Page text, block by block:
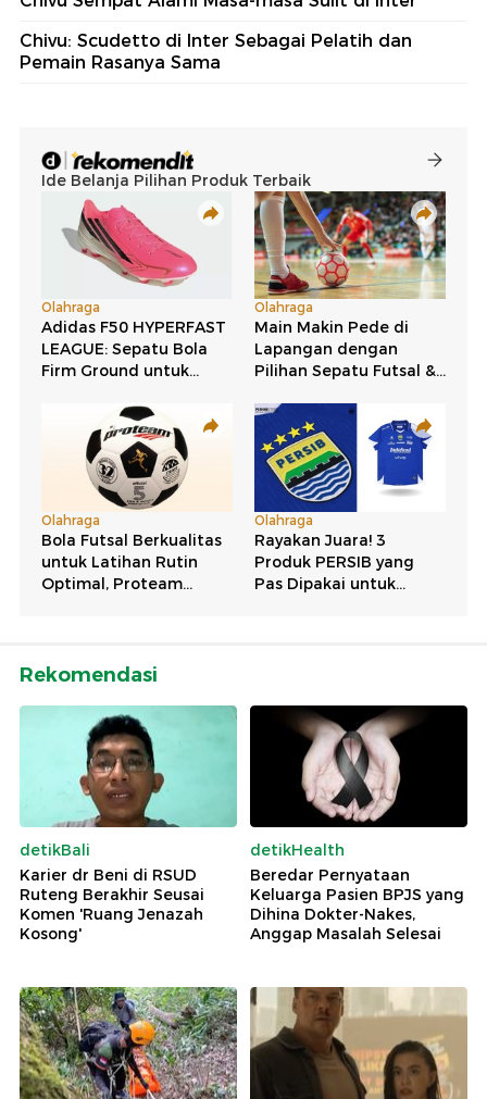
Chivu: Scudetto di Inter Sebagai Pelatih dan
Pemain Rasanya Sama
Rekomendasi
detikBali
Karier dr Beni di RSUD
Ruteng Berakhir Seusai
Komen 'Ruang Jenazah
Kosong'
detikHealth
Beredar Pernyataan
Keluarga Pasien BPJS yang
Dihina Dokter-Nakes,
Anggap Masalah Selesai